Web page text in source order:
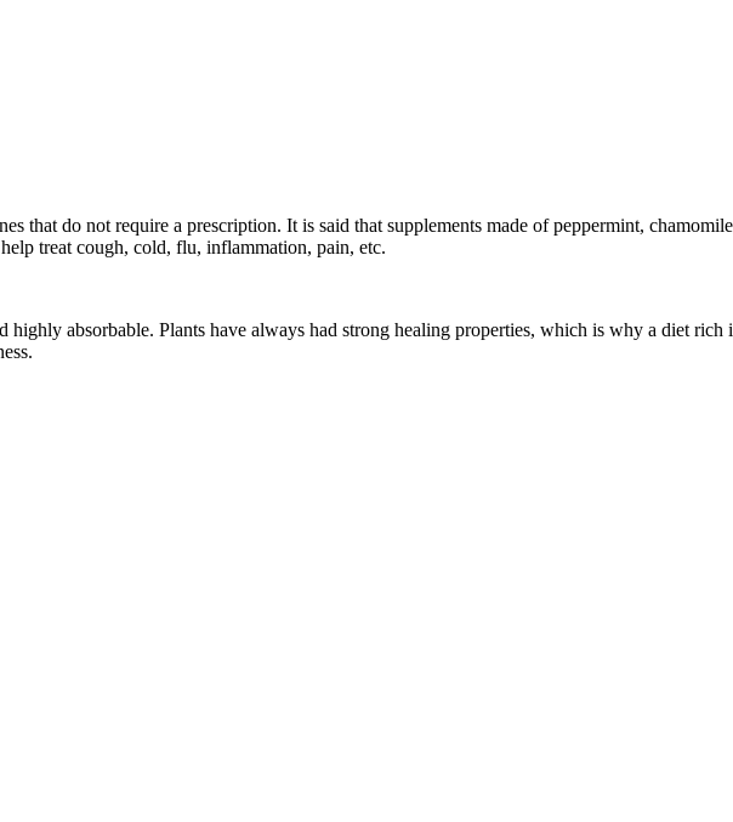
that do not require a prescription. It is said that supplements made of peppermint,
treat cough, cold, flu, inflammation, pain, etc.
highly absorbable. Plants have always had strong healing properties, which is why a diet